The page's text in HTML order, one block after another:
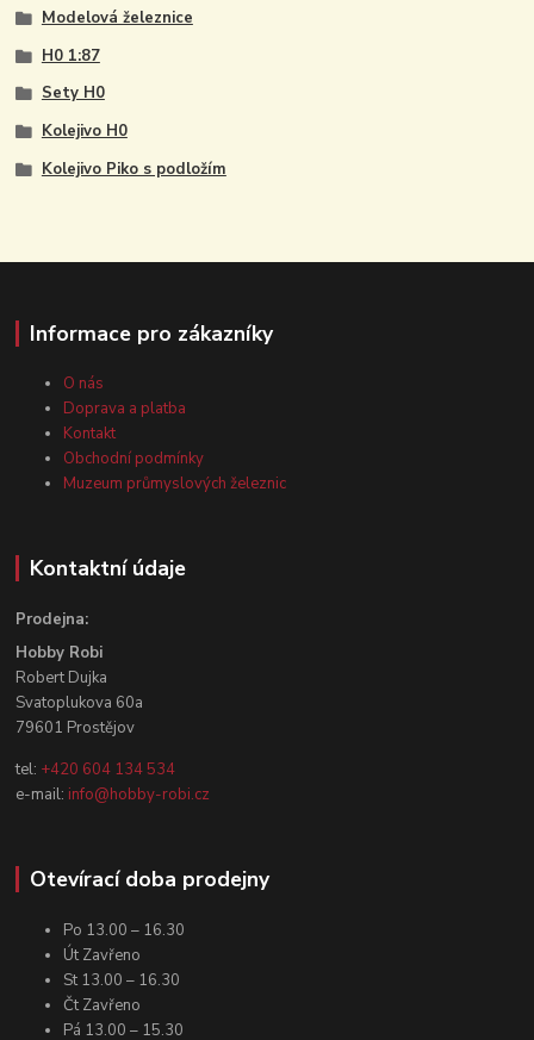
Modelová železnice
H0 1:87
Sety H0
Kolejivo H0
Kolejivo Piko s podložím
Informace pro zákazníky
O nás
Doprava a platba
Kontakt
Obchodní podmínky
Muzeum průmyslových železnic
Kontaktní údaje
Prodejna:
Hobby Robi
Robert Dujka
Svatoplukova 60a
79601 Prostějov
tel: +420 604 134 534
e-mail: info@hobby-robi.cz
Otevírací doba prodejny
Po 13.00 – 16.30
Út Zavřeno
St 13.00 – 16.30
Čt Zavřeno
Pá 13.00 – 15.30